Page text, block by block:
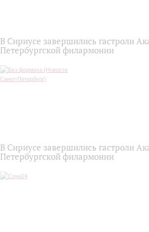
В Сириусе завершились гастроли
Петербургской филармонии
В Сириусе завершились гастроли
Петербургской филармонии